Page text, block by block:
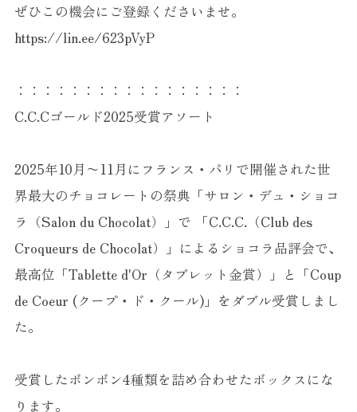
ぜひこの機会にご登録くださいませ。
https://lin.ee/623pVyP
：：：：：：：：：：：：：：：：：
C.C.Cゴールド2025受賞アソート
2025年10月〜11月にフランス・パリで開催された世
界最大のチョコレートの祭典「サロン・デュ・ショコ
ラ（Salon du Chocolat）」で 「C.C.C.（Club des
Croqueurs de Chocolat）」によるショコラ品評会で、
最高位「Tablette d'Or（タブレット金賞）」と「Coup
de Coeur (クープ・ド・クール)」をダブル受賞しまし
た。
受賞したボンボン4種類を詰め合わせたボックスにな
ります。